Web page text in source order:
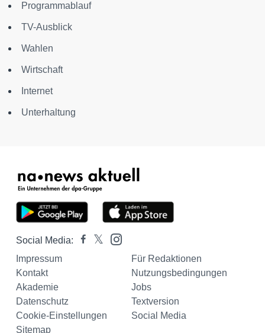
Programmablauf
TV-Ausblick
Wahlen
Wirtschaft
Internet
Unterhaltung
Social Media:
Impressum
Für Redaktionen
Kontakt
Nutzungsbedingungen
Akademie
Jobs
Datenschutz
Textversion
Cookie-Einstellungen
Social Media
Sitemap